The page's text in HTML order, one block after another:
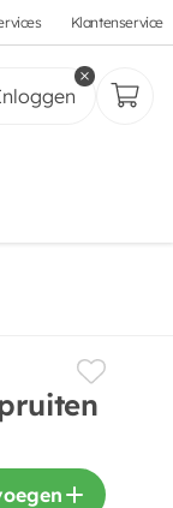
Klantenservice